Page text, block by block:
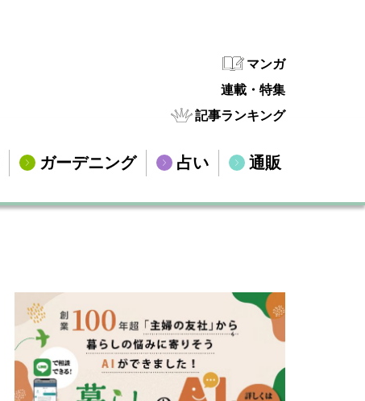
マンガ
連載・特集
記事ランキング
ガーデニング 占い 通販